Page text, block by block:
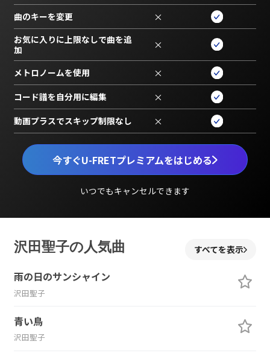
今すぐU-FRETプレミアムをはじめる
いつでもキャンセルできます
曲のキーを変更 ×
お気に入りに上限なしで曲を追
加
×
メトロノームを使用 ×
コード譜を自分用に編集 ×
動画プラスでスキップ制限なし ×
沢田聖子の人気曲 すべてを表示
雨の日のサンシャイン
沢田聖子
青い鳥
沢田聖子